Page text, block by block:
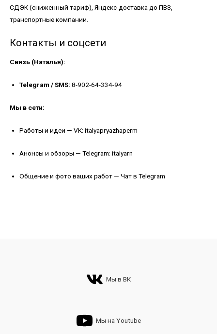
СДЭК (сниженный тариф), Яндекс-доставка до ПВЗ,
транспортные компании.
Контакты и соцсети
Связь (Наталья):
Telegram / SMS: 8-902-64-334-94
Мы в сети:
Работы и идеи — VK: italyapryazhaperm
Анонсы и обзоры — Telegram: italyarn
Общение и фото ваших работ — Чат в Telegram
Мы в ВК
Мы на Youtube